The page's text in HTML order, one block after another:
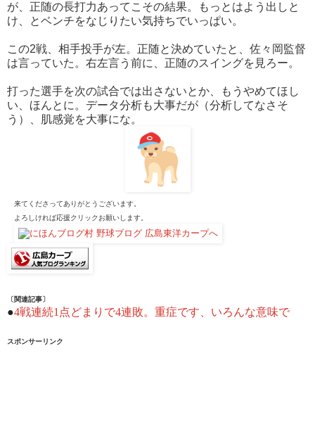
が、正随の長打力あってこその結果。もっとはよう出しと
け、とベンチをなじりたい気持ちでいっぱい。
この2戦、相手投手が左。正随と決めていたと、佐々岡監督
は言っていた。右左言う前に、正随のスイングを見ろー。
打った選手を次の試合では出さないとか、もうやめてほし
い、ほんとに。データ分析も大事だが（分析してなさそ
う）、肌感覚を大事にな。
来てくださってありがとうございます。
よろしければ応援クリックお願いします。
〔関連記事〕
●4戦連続1点どまりで4連敗。重症です、いろんな意味で
スポンサーリンク